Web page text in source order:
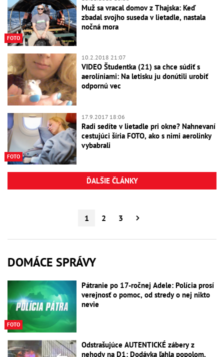
FOTO
Muž sa vracal domov z Thajska: Keď
zbadal svojho suseda v lietadle, nastala
nočná mora
10.2.2018 21:07
VIDEO Študentka (21) sa chce súdiť s
aerolíniami: Na letisku ju donútili urobiť
odpornú vec
FOTO
17.9.2017 18:06
Radi sedíte v lietadle pri okne? Nahnevaní
cestujúci šíria FOTO, ako s nimi aerolinky
vybabrali
ĎALŠIE ČLÁNKY
1 2 3
DOMÁCE SPRÁVY
FOTO
Pátranie po 17-ročnej Adele: Polícia prosí
verejnosť o pomoc, od stredy o nej nikto
nevie
Odstrašujúce AUTENTICKÉ zábery z
nehody na D1: Dodávka ľahla popolom,